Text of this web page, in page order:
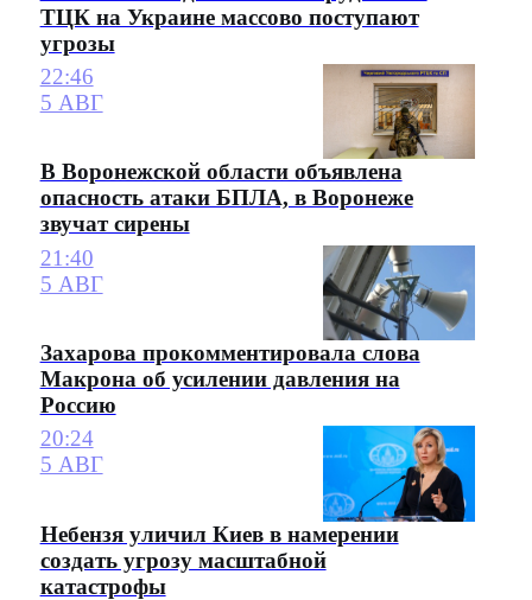
ТЦК на Украине массово поступают
угрозы
22:46
5 АВГ
В Воронежской области объявлена
опасность атаки БПЛА, в Воронеже
звучат сирены
21:40
5 АВГ
Захарова прокомментировала слова
Макрона об усилении давления на
Россию
20:24
5 АВГ
Небензя уличил Киев в намерении
создать угрозу масштабной
катастрофы